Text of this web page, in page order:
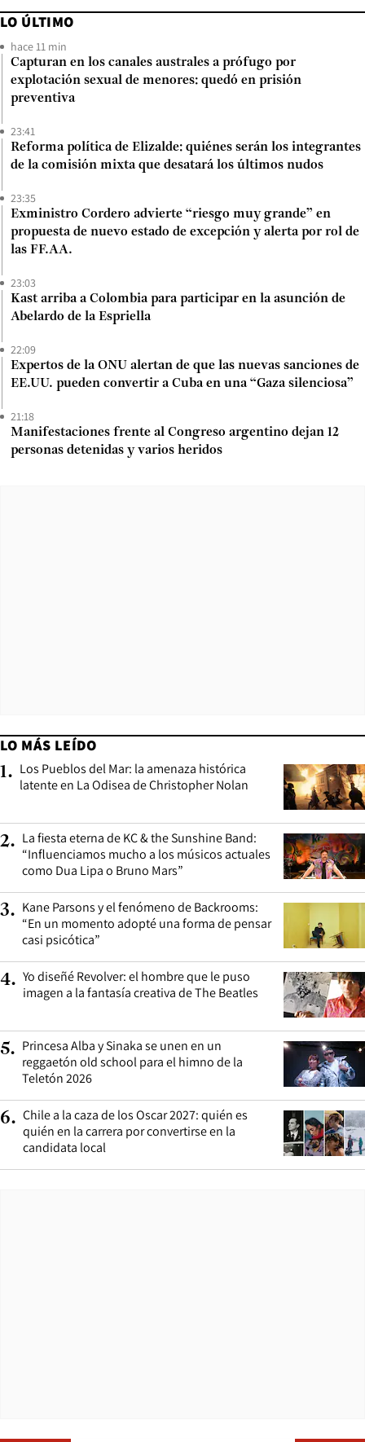
LO ÚLTIMO
hace 11 min
Capturan en los canales australes a prófugo por
explotación sexual de menores: quedó en prisión
preventiva
23:41
Reforma política de Elizalde: quiénes serán los integrantes
de la comisión mixta que desatará los últimos nudos
23:35
Exministro Cordero advierte “riesgo muy grande” en
propuesta de nuevo estado de excepción y alerta por rol de
las FF.AA.
23:03
Kast arriba a Colombia para participar en la asunción de
Abelardo de la Espriella
22:09
Expertos de la ONU alertan de que las nuevas sanciones de
EE.UU. pueden convertir a Cuba en una “Gaza silenciosa”
21:18
Manifestaciones frente al Congreso argentino dejan 12
personas detenidas y varios heridos
LO MÁS LEÍDO
1. Los Pueblos del Mar: la amenaza histórica
latente en La Odisea de Christopher Nolan
2. La fiesta eterna de KC & the Sunshine Band:
“Influenciamos mucho a los músicos actuales
como Dua Lipa o Bruno Mars”
3. Kane Parsons y el fenómeno de Backrooms:
“En un momento adopté una forma de pensar
casi psicótica”
4. Yo diseñé Revolver: el hombre que le puso
imagen a la fantasía creativa de The Beatles
5. Princesa Alba y Sinaka se unen en un
reggaetón old school para el himno de la
Teletón 2026
6. Chile a la caza de los Oscar 2027: quién es
quién en la carrera por convertirse en la
candidata local